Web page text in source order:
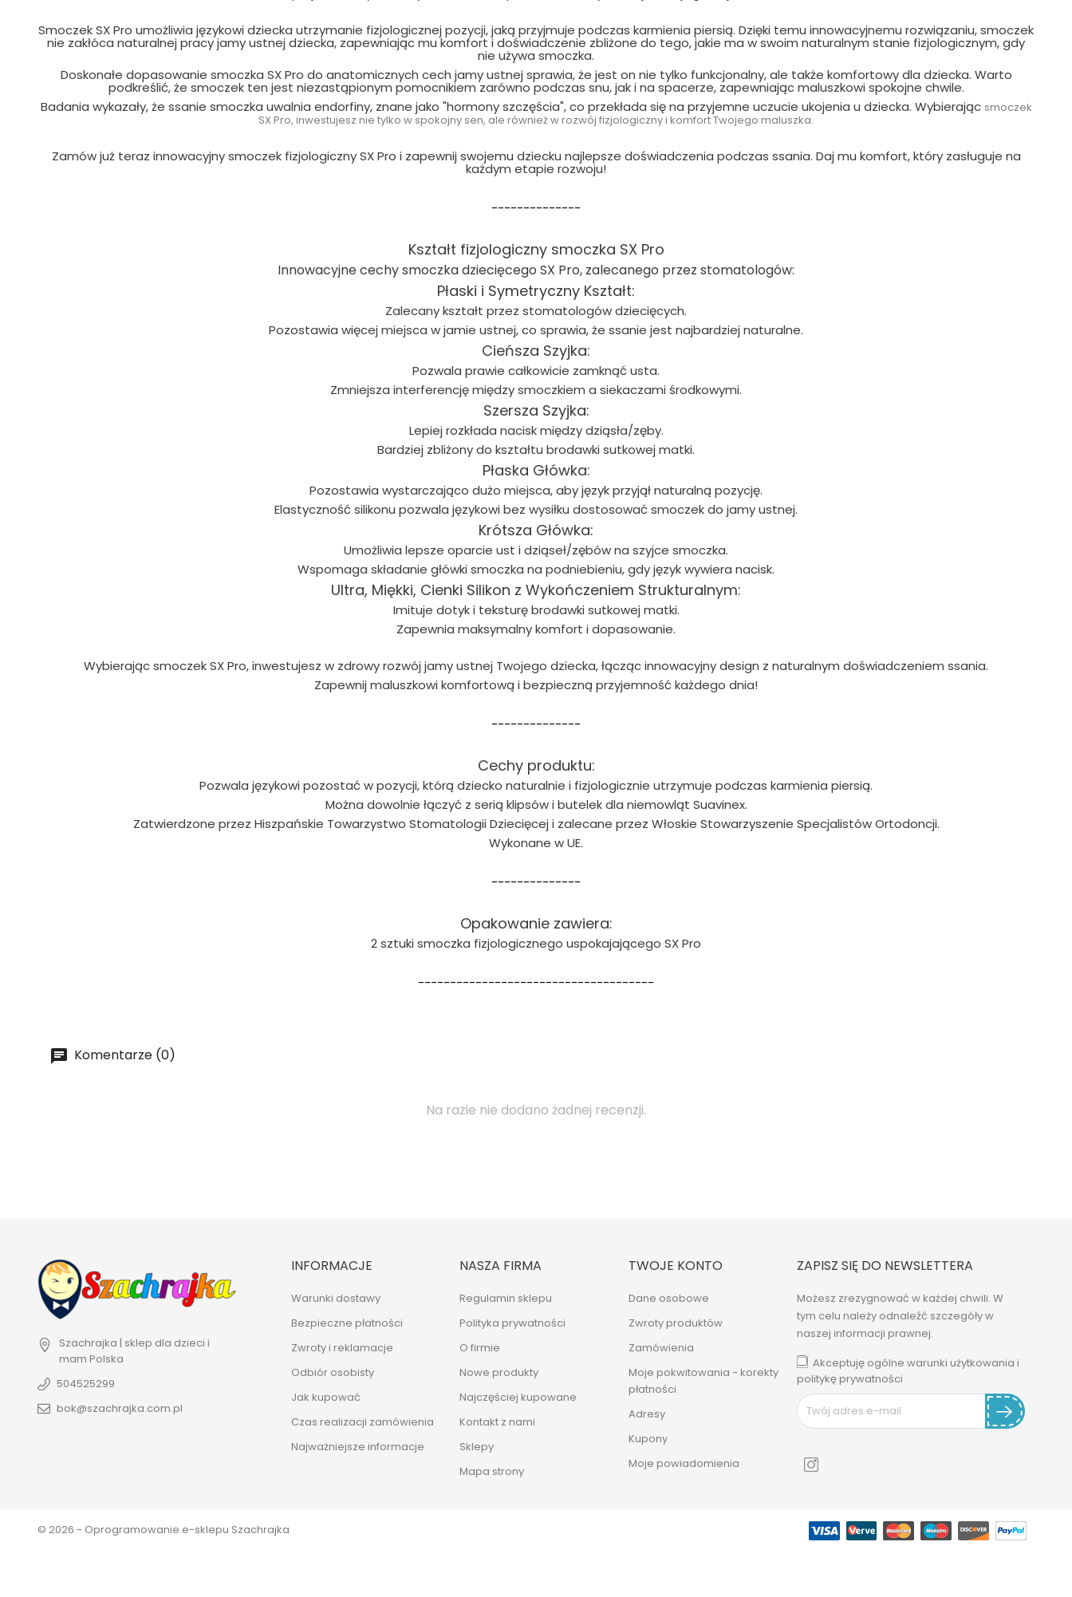
Smoczek SX Pro umożliwia językowi dziecka utrzymanie fizjologicznej pozycji, jaką przyjmuje podczas karmienia piersią. Dzięki temu innowacyjnemu rozwiązaniu, smoczek
nie zakłóca naturalnej pracy jamy ustnej dziecka, zapewniając mu komfort i doświadczenie zbliżone do tego, jakie ma w swoim naturalnym stanie fizjologicznym, gdy
nie używa smoczka.
Doskonałe dopasowanie smoczka SX Pro do anatomicznych cech jamy ustnej sprawia, że jest on nie tylko funkcjonalny, ale także komfortowy dla dziecka. Warto
podkreślić, że smoczek ten jest niezastąpionym pomocnikiem zarówno podczas snu, jak i na spacerze, zapewniając maluszkowi spokojne chwile.
Badania wykazały, że ssanie smoczka uwalnia endorfiny, znane jako "hormony szczęścia", co przekłada się na przyjemne uczucie ukojenia u dziecka. Wybierając smoczek
SX Pro, inwestujesz nie tylko w spokojny sen, ale również w rozwój fizjologiczny i komfort Twojego maluszka.
Zamów już teraz innowacyjny smoczek fizjologiczny SX Pro i zapewnij swojemu dziecku najlepsze doświadczenia podczas ssania. Daj mu komfort, który zasługuje na
każdym etapie rozwoju!
--------------
Kształt fizjologiczny smoczka SX Pro
Innowacyjne cechy smoczka dziecięcego SX Pro, zalecanego przez stomatologów:
Płaski i Symetryczny Kształt:
Zalecany kształt przez stomatologów dziecięcych.
Pozostawia więcej miejsca w jamie ustnej, co sprawia, że ssanie jest najbardziej naturalne.
Cieńsza Szyjka:
Pozwala prawie całkowicie zamknąć usta.
Zmniejsza interferencję między smoczkiem a siekaczami środkowymi.
Szersza Szyjka:
Lepiej rozkłada nacisk między dziąsła/zęby.
Bardziej zbliżony do kształtu brodawki sutkowej matki.
Płaska Główka:
Pozostawia wystarczająco dużo miejsca, aby język przyjął naturalną pozycję.
Elastyczność silikonu pozwala językowi bez wysiłku dostosować smoczek do jamy ustnej.
Krótsza Główka:
Umożliwia lepsze oparcie ust i dziąseł/zębów na szyjce smoczka.
Wspomaga składanie główki smoczka na podniebieniu, gdy język wywiera nacisk.
Ultra, Miękki, Cienki Silikon z Wykończeniem Strukturalnym:
Imituje dotyk i teksturę brodawki sutkowej matki.
Zapewnia maksymalny komfort i dopasowanie.
Wybierając smoczek SX Pro, inwestujesz w zdrowy rozwój jamy ustnej Twojego dziecka, łącząc innowacyjny design z naturalnym doświadczeniem ssania.
Zapewnij maluszkowi komfortową i bezpieczną przyjemność każdego dnia!
--------------
Cechy produktu:
Pozwala językowi pozostać w pozycji, którą dziecko naturalnie i fizjologicznie utrzymuje podczas karmienia piersią.
Można dowolnie łączyć z serią klipsów i butelek dla niemowląt Suavinex.
Zatwierdzone przez Hiszpańskie Towarzystwo Stomatologii Dziecięcej i zalecane przez Włoskie Stowarzyszenie Specjalistów Ortodoncji.
Wykonane w UE.
--------------
Opakowanie zawiera:
2 sztuki smoczka fizjologicznego uspokajającego SX Pro
-------------------------------------
Komentarze (0)
Na razie nie dodano żadnej recenzji.
Szachrajka | sklep dla dzieci i
mam Polska
504525299
bok@szachrajka.com.pl
INFORMACJE
Warunki dostawy
Bezpieczne płatności
Zwroty i reklamacje
Odbiór osobisty
Jak kupować
Czas realizacji zamówienia
Najważniejsze informacje
NASZA FIRMA
Regulamin sklepu
Polityka prywatności
O firmie
Nowe produkty
Najczęściej kupowane
Kontakt z nami
Sklepy
Mapa strony
TWOJE KONTO
Dane osobowe
Zwroty produktów
Zamówienia
Moje pokwitowania - korekty
płatności
Adresy
Kupony
Moje powiadomienia
ZAPISZ SIĘ DO NEWSLETTERA
Możesz zrezygnować w każdej chwili. W
tym celu należy odnaleźć szczegóły w
naszej informacji prawnej.
Akceptuję ogólne warunki użytkowania i
politykę prywatności
© 2026 - Oprogramowanie e-sklepu Szachrajka